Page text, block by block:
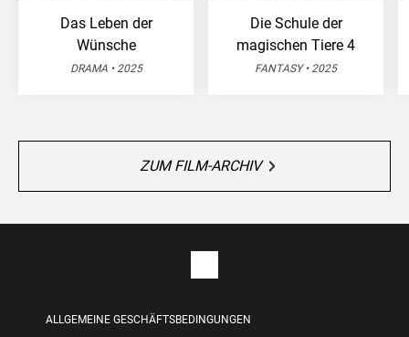
Das Leben der
Wünsche
DRAMA • 2025
Die Schule der
magischen Tiere 4
FANTASY • 2025
ZUM FILM-ARCHIV
ALLGEMEINE GESCHÄFTSBEDINGUNGEN